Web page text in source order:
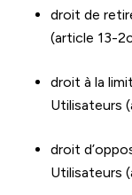
droit de
(article 13-
droit à la
Utilisateurs
droit
Utilisateurs